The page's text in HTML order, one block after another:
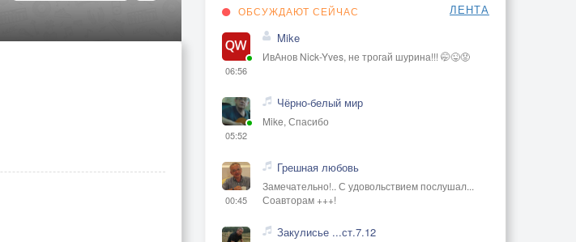
ОБСУЖДАЮТ СЕЙЧАС ЛЕНТА
06:56
Mike
ИвАнов Nick-Yves, не трогай шурина!!! 🤭😜😡
05:52
Чёрно-белый мир
Mike, Спасибо
00:45
Грешная любовь
Замечательно!.. С удовольствием послушал...
Соавторам +++!
Закулисье ...ст.7.12